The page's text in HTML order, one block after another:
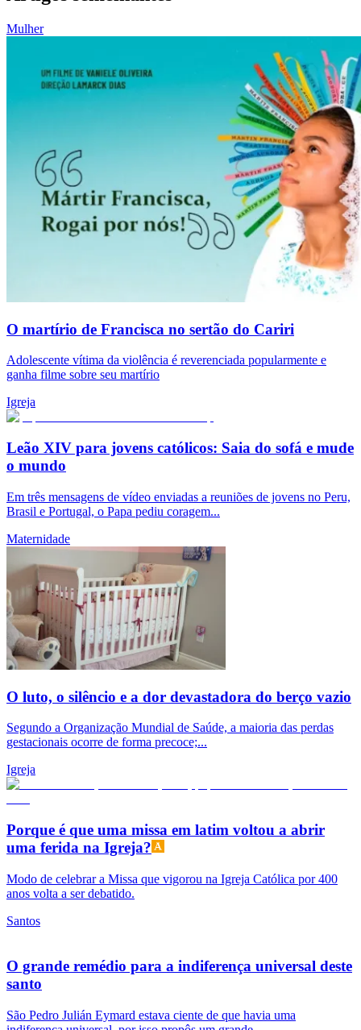
Mulher
O martírio de Francisca no sertão do Cariri
Adolescente vítima da violência é reverenciada popularmente e
ganha filme sobre seu martírio
Igreja
Leão XIV para jovens católicos: Saia do sofá e mude
o mundo
Em três mensagens de vídeo enviadas a reuniões de jovens no Peru,
Brasil e Portugal, o Papa pediu coragem...
Maternidade
O luto, o silêncio e a dor devastadora do berço vazio
Segundo a Organização Mundial de Saúde, a maioria das perdas
gestacionais ocorre de forma precoce;...
Igreja
Porque é que uma missa em latim voltou a abrir
uma ferida na Igreja?
Modo de celebrar a Missa que vigorou na Igreja Católica por 400
anos volta a ser debatido.
Santos
O grande remédio para a indiferença universal deste
santo
São Pedro Julián Eymard estava ciente de que havia uma